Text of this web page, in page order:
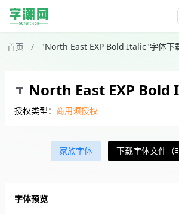
首页 / "North East EXP Bold Italic"字体下
North East EXP Bold
授权类型： 商用须授权
家族字体 下载字体文件（
字体预览